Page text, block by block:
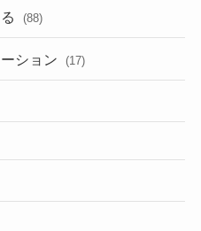
(88)
ション (17)